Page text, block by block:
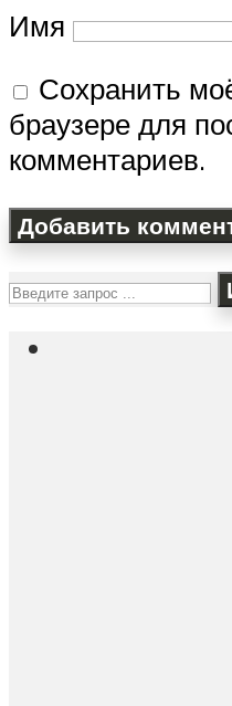
Имя
Сохранить
браузере для
комментариев.